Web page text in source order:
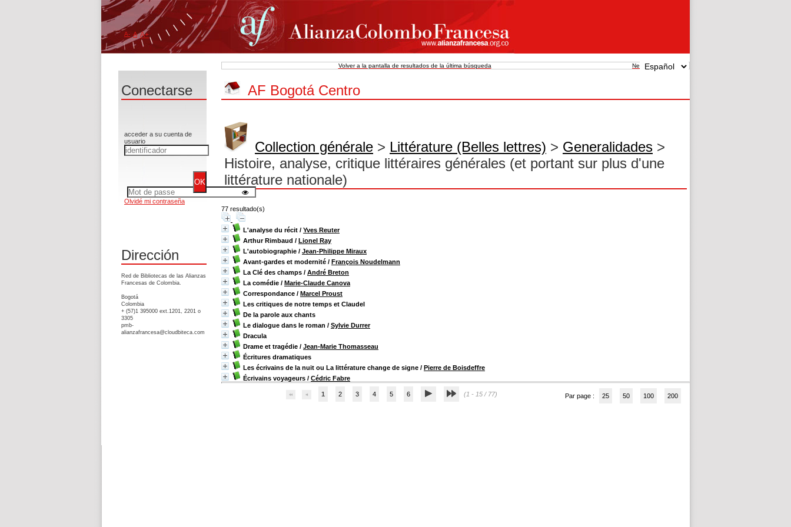
Volver a la pantalla de resultados de la última búsqueda New search
AF Bogotá Centro
Collection générale > Littérature (Belles lettres) > Generalidades >
Histoire, analyse, critique littéraires générales (et portant sur plus d'une
littérature nationale)
77 resultado(s)
L'analyse du récit / Yves Reuter
Arthur Rimbaud / Lionel Ray
L'autobiographie / Jean-Philippe Miraux
Avant-gardes et modernité / François Noudelmann
La Clé des champs / André Breton
La comédie / Marie-Claude Canova
Correspondance / Marcel Proust
Les critiques de notre temps et Claudel
De la parole aux chants
Le dialogue dans le roman / Sylvie Durrer
Dracula
Drame et tragédie / Jean-Marie Thomasseau
Écritures dramatiques
Les écrivains de la nuit ou La littérature change de signe / Pierre de Boisdeffre
Écrivains voyageurs / Cédric Fabre
1 2 3 4 5 6 (1 - 15 / 77) Par page : 25 50 100 200
A- A A+
Conectarse
acceder a su cuenta de
usuario
Olvidé mi contraseña
Dirección
Red de Bibliotecas de las Alianzas
Francesas de Colombia.
Bogotá
Colombia
+ (57)1 395000 ext.1201, 2201 o
3305
pmb-
alianzafrancesa@cloudbiteca.com